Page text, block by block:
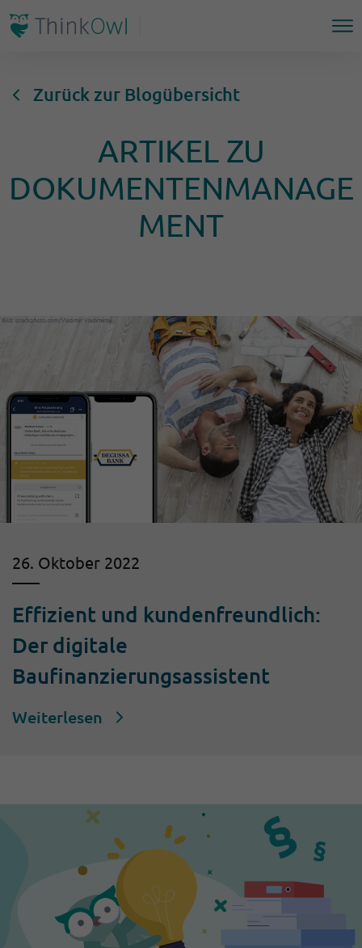
Zurück zur Blogübersicht
ARTIKEL ZU
DOKUMENTENMANAGE
MENT
26. Oktober 2022
Effizient und kundenfreundlich:
Der digitale
Baufinanzierungsassistent
Weiterlesen